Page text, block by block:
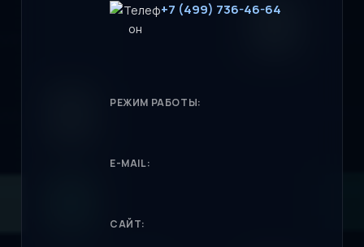
+7 (499) 736-46-64
РЕЖИМ РАБОТЫ:
E-MAIL:
САЙТ: